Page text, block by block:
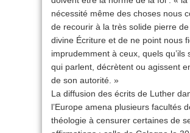
nécessité même des choses nous
de recourir à la très solide pierre de
divine Écriture et de ne point nous
imprudemment à ceux, quels qu’ils
qui parlent, décrètent ou agissent
de son autorité. »
La diffusion des écrits de Luther
l’Europe amena plusieurs facultés
théologie à censurer certaines de